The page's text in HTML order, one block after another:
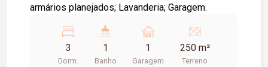
armários planejados; Lavanderia; Garagem.
3
Dorm.
1
Banho
1
Garagem
250 m²
Terreno